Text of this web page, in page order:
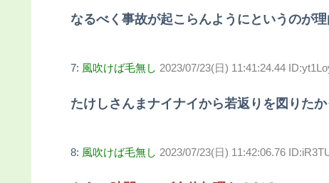
なるべく事故が起こらんようにというのが
7: 風吹けば毛無し 2023/07/23(日) 11:41:24.44
たけしさんまナイナイから若返りを図りた
8: 風吹けば毛無し 2023/07/23(日) 11:42:06.76